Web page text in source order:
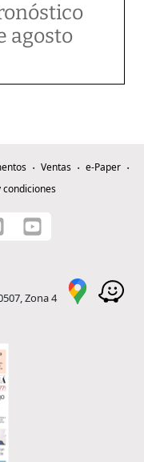
agosto
Ventas
e-Paper
condiciones
Zona 4